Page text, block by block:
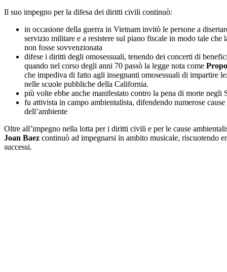
Il suo impegno per la difesa dei diritti civili continuò:
in occasione della guerra in Vietnam invitò le persone a
servizio militare e a resistere sul piano fiscale in modo tale che
non fosse sovvenzionata
difese i diritti degli omosessuali, tenendo dei concerti di
quando nel corso degli anni 70 passò la legge nota come
che impediva di fatto agli insegnanti omosessuali di impartire
nelle scuole pubbliche della California.
più volte ebbe anche manifestato contro la pena di morte negli
fu attivista in campo ambientalista, difendendo numerose
dell’ambiente
Oltre all’impegno nella lotta per i diritti civili e per le cause
Joan Baez continuò ad impegnarsi in ambito musicale, riscuotendo
successi.